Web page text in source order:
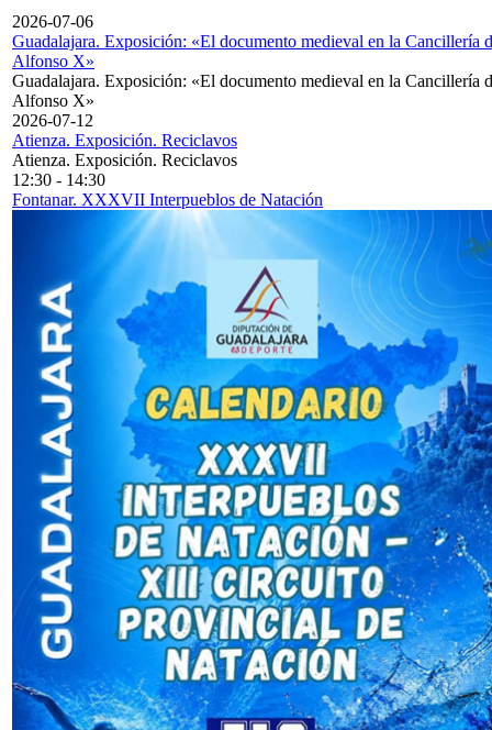
2026-07-06
Guadalajara. Exposición: «El documento medieval en la Cancillería
Alfonso X»
Guadalajara. Exposición: «El documento medieval en la Cancillería
Alfonso X»
2026-07-12
Atienza. Exposición. Reciclavos
Atienza. Exposición. Reciclavos
12:30 - 14:30
Fontanar. XXXVII Interpueblos de Natación